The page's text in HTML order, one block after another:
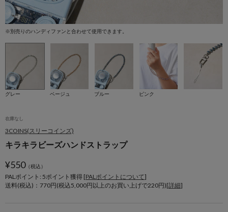
※別売りのハンディファンと合わせて使用できます。
グレー ベージュ ブルー ピンク
在庫なし
3COINS(スリーコインズ)
キラキラビーズハンドストラップ
¥550（税込）
PALポイント: 5ポイント獲得 [PALポイントについて]
送料(税込)：770円(税込5,000円以上のお買い上げで220円)[詳細]